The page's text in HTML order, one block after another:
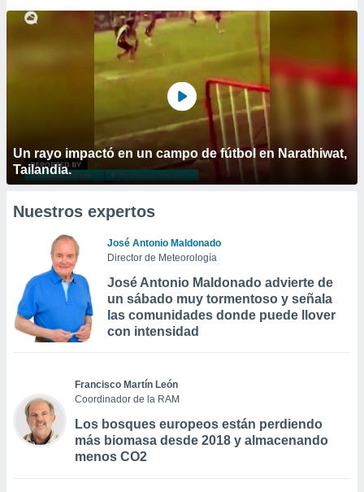
Un rayo impactó en un campo de fútbol en Narathiwat,
Tailandia.
Nuestros expertos
José Antonio Maldonado
Director de Meteorología
José Antonio Maldonado advierte de
un sábado muy tormentoso y señala
las comunidades donde puede llover
con intensidad
Francisco Martín León
Coordinador de la RAM
Los bosques europeos están perdiendo
más biomasa desde 2018 y almacenando
menos CO2